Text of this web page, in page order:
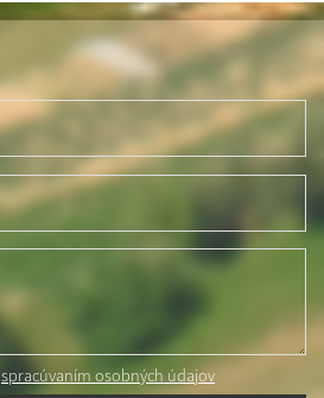
spracúvaním osobných údajov